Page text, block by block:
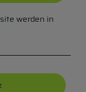
werden in